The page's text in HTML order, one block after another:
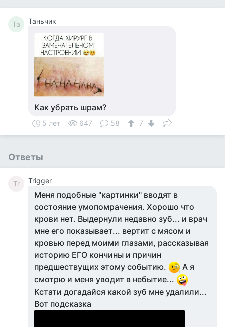
Та Таньчик
Как убрать шрам?
5 лет 647 58 7
Ответы
Tr Trigger
Меня подобные "картинки" вводят в
состояние умопомрачения. Хорошо что
крови нет. Выдернули недавно зуб... и врач
мне его показывает... вертит с мясом и
кровью перед моими глазами, рассказывая
историю ЕГО кончины и причин
предшествущих этому событию.
А я
смотрю и меня уводит в небытие...
Кстати догадайся какой зуб мне удалили...
Вот подсказка